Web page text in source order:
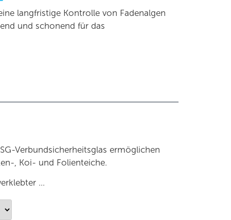
langfristige Kontrolle von Fadenalgen
und schonend für das
Verbundsicherheitsglas ermöglichen
, Koi- und Folienteiche.
…